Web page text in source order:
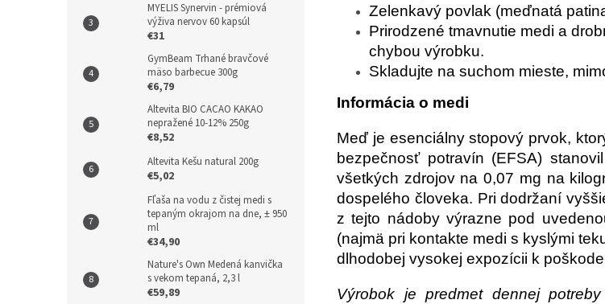
MYELIS Synervin - prémiová
výživa nervov 60 kapsúl
€31
GymBeam Trhané bravčové
mäso barbecue 300g
€6,79
Altevita BIO CACAO KAKAO
nepražené 10-12% 250g
€8,52
Altevita Kešu natural 200g
€5,02
Fľaša na vodu z čistej medi s
tepaným okrajom na dne, ± 950
ml
€34,90
Nature's Own Medená kanvička
s vekom tepaná, 2,3 l
€59,89
Zelenkavý povlak (meďnatá
Prirodzené tmavnutie medi a
chybou výrobku.
Skladujte na suchom mieste,
Informácia o medi
Meď je esenciálny stopový prvok,
bezpečnosť potravín (EFSA)
všetkých zdrojov na 0,07 mg na
dospelého človeka. Pri dodržaní
z tejto nádoby výrazne pod
(najmä pri kontakte medi s kyslými
dlhodobej vysokej expozícii k
Výrobok je predmet dennej